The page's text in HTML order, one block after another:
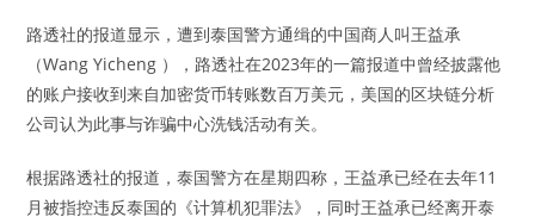
路透社的报道显示，遭到泰国警方通缉的中国商人叫王益承
（Wang Yicheng ），路透社在2023年的一篇报道中曾经披露他
的账户接收到来自加密货币转账数百万美元，美国的区块链分析
公司认为此事与诈骗中心洗钱活动有关。
根据路透社的报道，泰国警方在星期四称，王益承已经在去年11
月被指控违反泰国的《计算机犯罪法》，同时王益承已经离开泰